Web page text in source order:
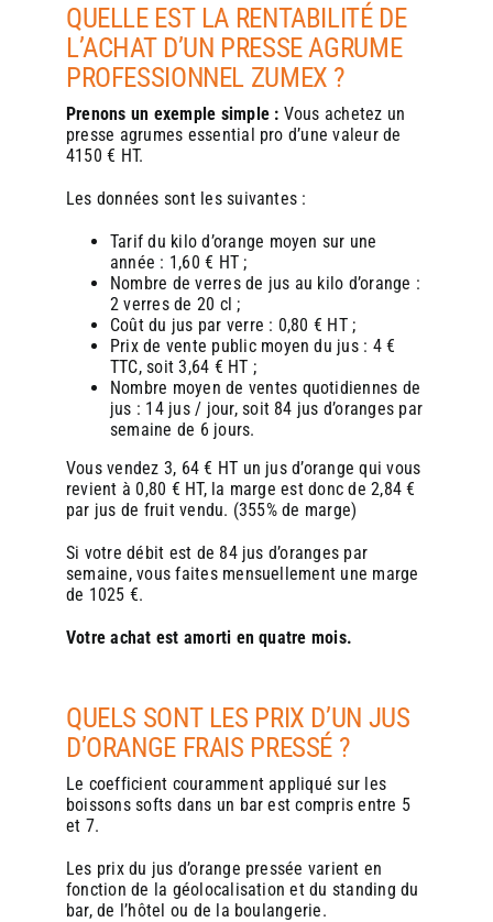
QUELLE EST LA RENTABILITÉ DE
L’ACHAT D’UN PRESSE AGRUME
PROFESSIONNEL ZUMEX ?
Prenons un exemple simple : Vous achetez un
presse agrumes essential pro d’une valeur de
4150 € HT.
Les données sont les suivantes :
Tarif du kilo d’orange moyen sur une
année : 1,60 € HT ;
Nombre de verres de jus au kilo d’orange :
2 verres de 20 cl ;
Coût du jus par verre : 0,80 € HT ;
Prix de vente public moyen du jus : 4 €
TTC, soit 3,64 € HT ;
Nombre moyen de ventes quotidiennes de
jus : 14 jus / jour, soit 84 jus d’oranges par
semaine de 6 jours.
Vous vendez 3, 64 € HT un jus d’orange qui vous
revient à 0,80 € HT, la marge est donc de 2,84 €
par jus de fruit vendu. (355% de marge)
Si votre débit est de 84 jus d’oranges par
semaine, vous faites mensuellement une marge
de 1025 €.
Votre achat est amorti en quatre mois.
QUELS SONT LES PRIX D’UN JUS
D’ORANGE FRAIS PRESSÉ ?
Le coefficient couramment appliqué sur les
boissons softs dans un bar est compris entre 5
et 7.
Les prix du jus d’orange pressée varient en
fonction de la géolocalisation et du standing du
bar, de l’hôtel ou de la boulangerie.